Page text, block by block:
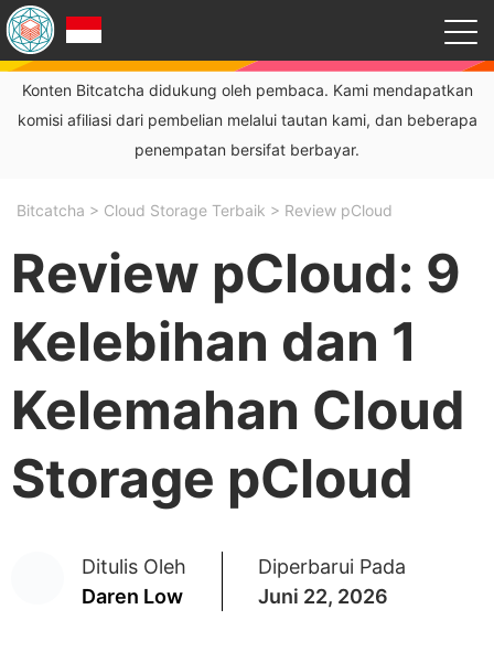
Konten Bitcatcha didukung oleh pembaca. Kami mendapatkan
komisi afiliasi dari pembelian melalui tautan kami, dan beberapa
penempatan bersifat berbayar.
Bitcatcha > Cloud Storage Terbaik > Review pCloud
Review pCloud: 9
Kelebihan dan 1
Kelemahan Cloud
Storage pCloud
Ditulis Oleh
Daren Low
Diperbarui Pada
Juni 22, 2026